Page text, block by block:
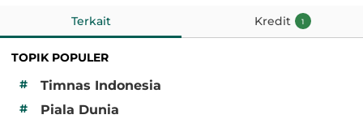
Terkait Kredit 1
TOPIK POPULER
#
Timnas Indonesia
# Piala Dunia